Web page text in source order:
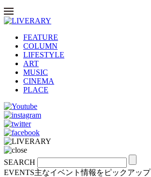
FEATURE
COLUMN
LIFESTYLE
ART
MUSIC
CINEMA
PLACE
SEARCH
EVENTS主なイベント情報をピックアップ